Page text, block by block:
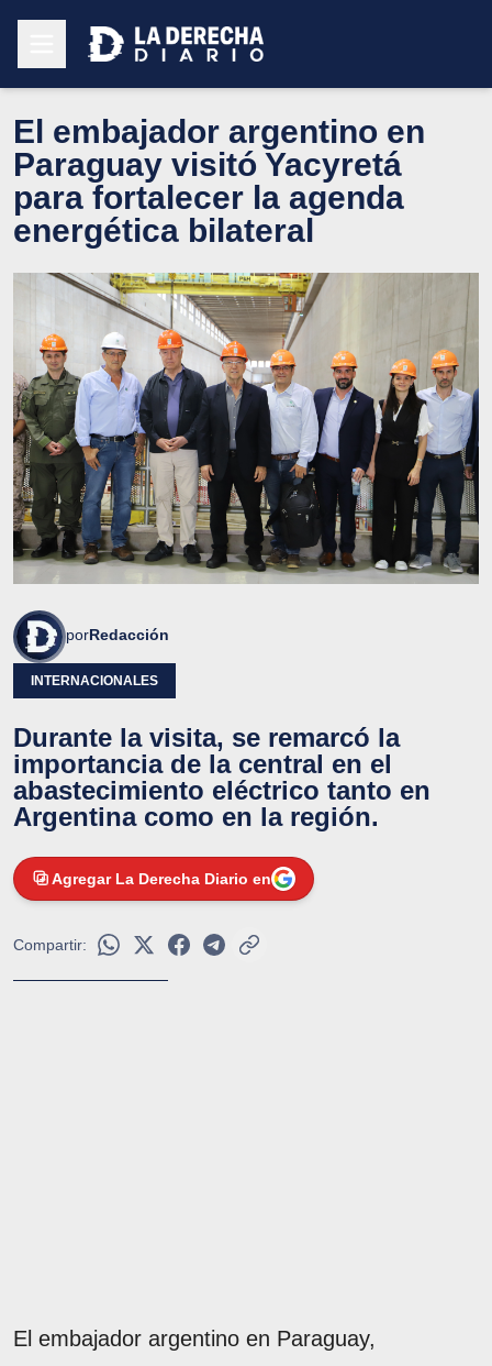
El embajador argentino en
Paraguay visitó Yacyretá
para fortalecer la agenda
energética bilateral
porRedacción
INTERNACIONALES
Durante la visita, se remarcó la
importancia de la central en el
abastecimiento eléctrico tanto en
Argentina como en la región.
Agregar La Derecha Diario en
Compartir:
El embajador argentino en Paraguay,